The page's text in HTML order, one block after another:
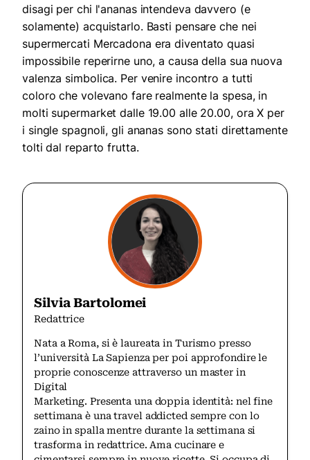
disagi per chi l'ananas intendeva davvero (e
solamente) acquistarlo. Basti pensare che nei
supermercati Mercadona era diventato quasi
impossibile reperirne uno, a causa della sua nuova
valenza simbolica. Per venire incontro a tutti
coloro che volevano fare realmente la spesa, in
molti supermarket dalle 19.00 alle 20.00, ora X per
i single spagnoli, gli ananas sono stati direttamente
tolti dal reparto frutta.
Silvia Bartolomei
Redattrice
Nata a Roma, si è laureata in Turismo presso
l’università La Sapienza per poi approfondire le
proprie conoscenze attraverso un master in
Digital
Marketing. Presenta una doppia identità: nel fine
settimana è una travel addicted sempre con lo
zaino in spalla mentre durante la settimana si
trasforma in redattrice. Ama cucinare e